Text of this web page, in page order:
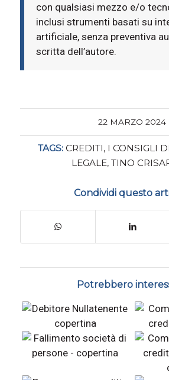
con qualsiasi mezzo e/o
inclusi strumenti basati su
artificiale, senza preventiva
scritta dell’autore.
22 MARZO 2024
TAGS: CREDITI, I CONSIGLI
LEGALE,TINO
Condividi questo
Potrebbero